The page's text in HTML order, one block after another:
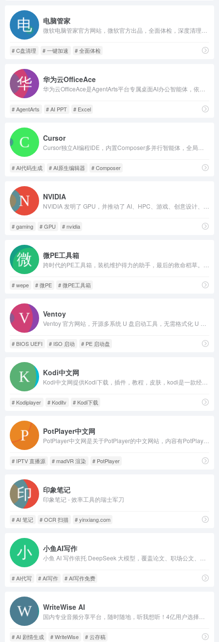
电脑管家
# C盘清理 # 一键加速 # 全面体检
华为云OfficeAce
# AgentArts # AI PPT # Excel
Cursor
# AI代码生成 # AI原生编辑器 # Composer
NVIDIA
# gaming # GPU # nvidia
微PE工具箱
# wepe # 微PE # 微PE工具箱
Ventoy
# BIOS UEFI # ISO 启动 # PE 启动盘
Kodi中文网
# Kodiplayer # Koditv # Kodi下载
PotPlayer中文网
# IPTV 直播源 # madVR 渲染 # PotPlayer
印象笔记
印象笔记 - 效率工具的瑞士军刀
# AI 笔记 # OCR 扫描 # yinxiang.com
小鱼AI写作
# AI代写 # AI写作 # AI写作免费
WriteWise AI
# AI 剧情生成 # WriteWise # 云存稿